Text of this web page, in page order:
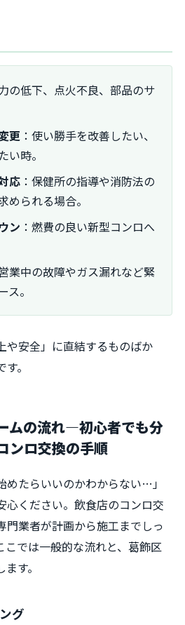
の低下、点火不良、部品のサ
更 ：使い勝手を改善したい、
い時。
応 ：保健所の指導や消防法の
められる場合。
ン ：燃費の良い新型コンロへ
業中の故障やガス漏れなど緊
。
や安全」に直結するものばか
。
ムの流れ—初心者でも分
ンロ交換の手順
めたらいいのかわからない…」
心ください。飲食店のコンロ交
門業者が計画から施工までしっ
こでは一般的な流れと、葛飾区
す。
グ